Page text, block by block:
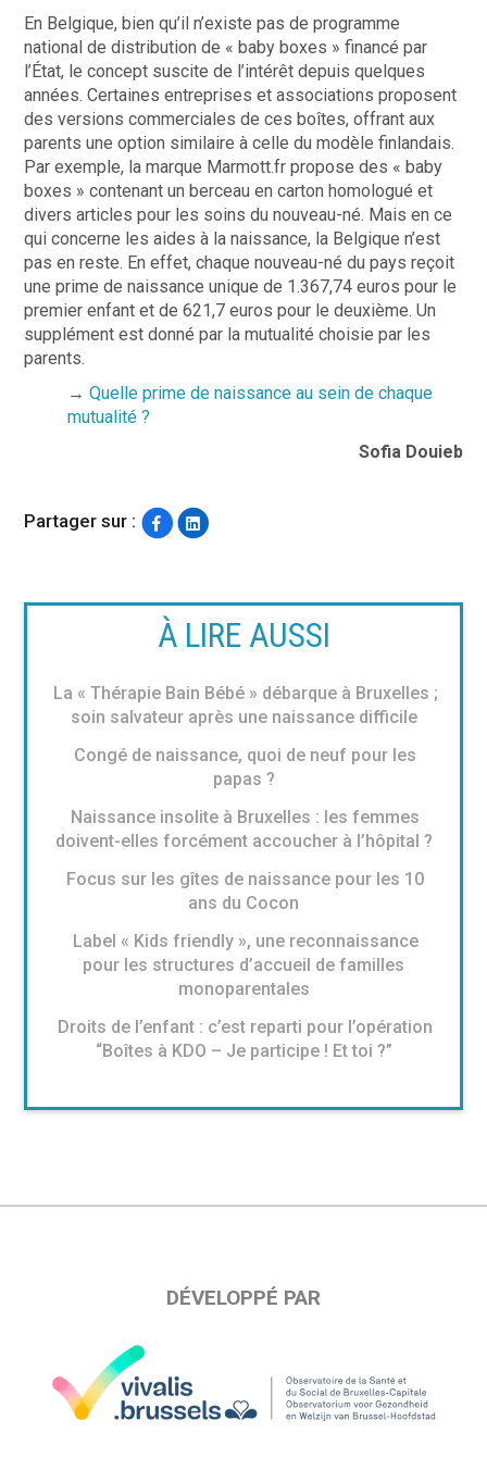
En Belgique, bien qu’il n’existe pas de programme
national de distribution de « baby boxes » financé par
l’État, le concept suscite de l’intérêt depuis quelques
années. Certaines entreprises et associations proposent
des versions commerciales de ces boîtes, offrant aux
parents une option similaire à celle du modèle finlandais.
Par exemple, la marque Marmott.fr propose des « baby
boxes » contenant un berceau en carton homologué et
divers articles pour les soins du nouveau-né. Mais en ce
qui concerne les aides à la naissance, la Belgique n’est
pas en reste. En effet, chaque nouveau-né du pays reçoit
une prime de naissance unique de 1.367,74 euros pour le
premier enfant et de 621,7 euros pour le deuxième. Un
supplément est donné par la mutualité choisie par les
parents.
→Quelle prime de naissance au sein de chaque
mutualité ?
Sofia Douieb
Partager sur :
À LIRE AUSSI
La « Thérapie Bain Bébé » débarque à Bruxelles ;
soin salvateur après une naissance difficile
Congé de naissance, quoi de neuf pour les
papas ?
Naissance insolite à Bruxelles : les femmes
doivent-elles forcément accoucher à l’hôpital ?
Focus sur les gîtes de naissance pour les 10
ans du Cocon
Label « Kids friendly », une reconnaissance
pour les structures d’accueil de familles
monoparentales
Droits de l’enfant : c’est reparti pour l’opération
“Boîtes à KDO – Je participe ! Et toi ?”
DÉVELOPPÉ PAR